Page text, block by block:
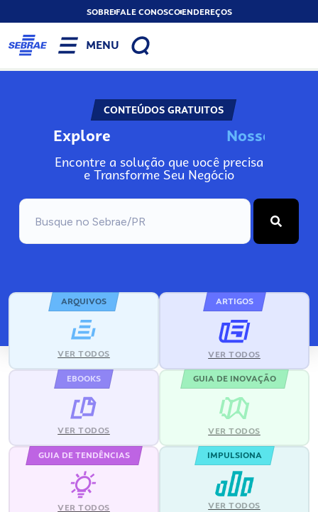
SOBREFALE CONOSCOENDEREÇOS
MENU
CONTEÚDOS GRATUITOS
Explore Nosso
Encontre a solução que você precisa
e Transforme Seu Negócio
ARQUIVOS
VER TODOS
ARTIGOS
VER TODOS
EBOOKS
VER TODOS
GUIA DE INOVAÇÃO
VER TODOS
GUIA DE TENDÊNCIAS
VER TODOS
IMPULSIONA
VER TODOS